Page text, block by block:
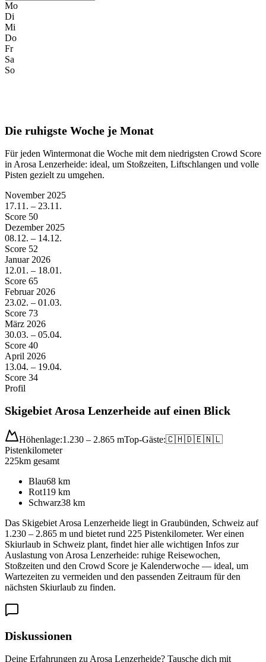
Mo
Di
Mi
Do
Fr
Sa
So
Die ruhigste Woche je Monat
Für jeden Wintermonat die Woche mit dem niedrigsten Crowd Score
in Arosa Lenzerheide: ideal, um Stoßzeiten, Liftschlangen und volle
Pisten gezielt zu umgehen.
November 2025
17.11. – 23.11.
Score 50
Dezember 2025
08.12. – 14.12.
Score 52
Januar 2026
12.01. – 18.01.
Score 65
Februar 2026
23.02. – 01.03.
Score 73
März 2026
30.03. – 05.04.
Score 40
April 2026
13.04. – 19.04.
Score 34
Profil
Skigebiet Arosa Lenzerheide auf einen Blick
Höhenlage:1.230 – 2.865 mTop-Gäste:🇨🇭🇩🇪🇳🇱
Pistenkilometer
225km gesamt
Blau68 km
Rot119 km
Schwarz38 km
Das Skigebiet Arosa Lenzerheide liegt in Graubünden, Schweiz auf
1.230 – 2.865 m und bietet rund 225 Pistenkilometer. Wer einen
Skiurlaub in Schweiz plant, findet hier alle wichtigen Infos zur
Auslastung von Arosa Lenzerheide: ruhige Reisewochen,
Stoßzeiten und den Crowd Score je Kalenderwoche — ideal, um
Wartezeiten zu vermeiden und den passenden Zeitraum für den
nächsten Skiurlaub zu finden.
Diskussionen
Deine Erfahrungen zu Arosa Lenzerheide? Tausche dich mit